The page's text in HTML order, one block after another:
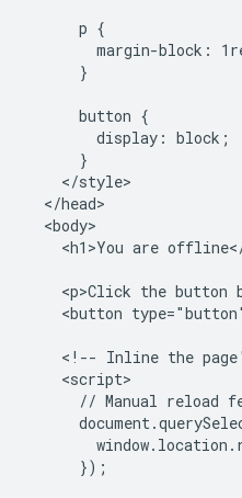
      p {
margin-block:
      }
      button {
        display: block;
      }
    </style>
  </head>
  <body>
<h1>You are
<p>Click the button
<button
<!-- Inline the
    <script>
// Manual reload
      });